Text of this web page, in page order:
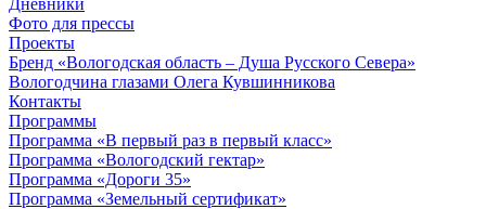
Дневники
Фото для прессы
Проекты
Бренд «Вологодская область – Душа Русского Севера»
Вологодчина глазами Олега Кувшинникова
Контакты
Программы
Программа «В первый раз в первый класс»
Программа «Вологодский гектар»
Программа «Дороги 35»
Программа «Земельный сертификат»